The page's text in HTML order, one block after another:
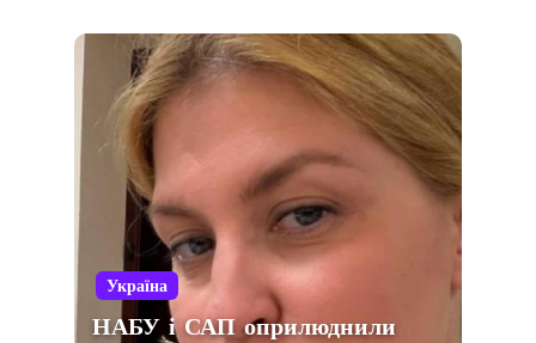
Україна
НАБУ і САП оприлюднили